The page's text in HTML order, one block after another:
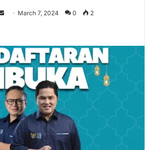
Send March 7, 2024 0 2